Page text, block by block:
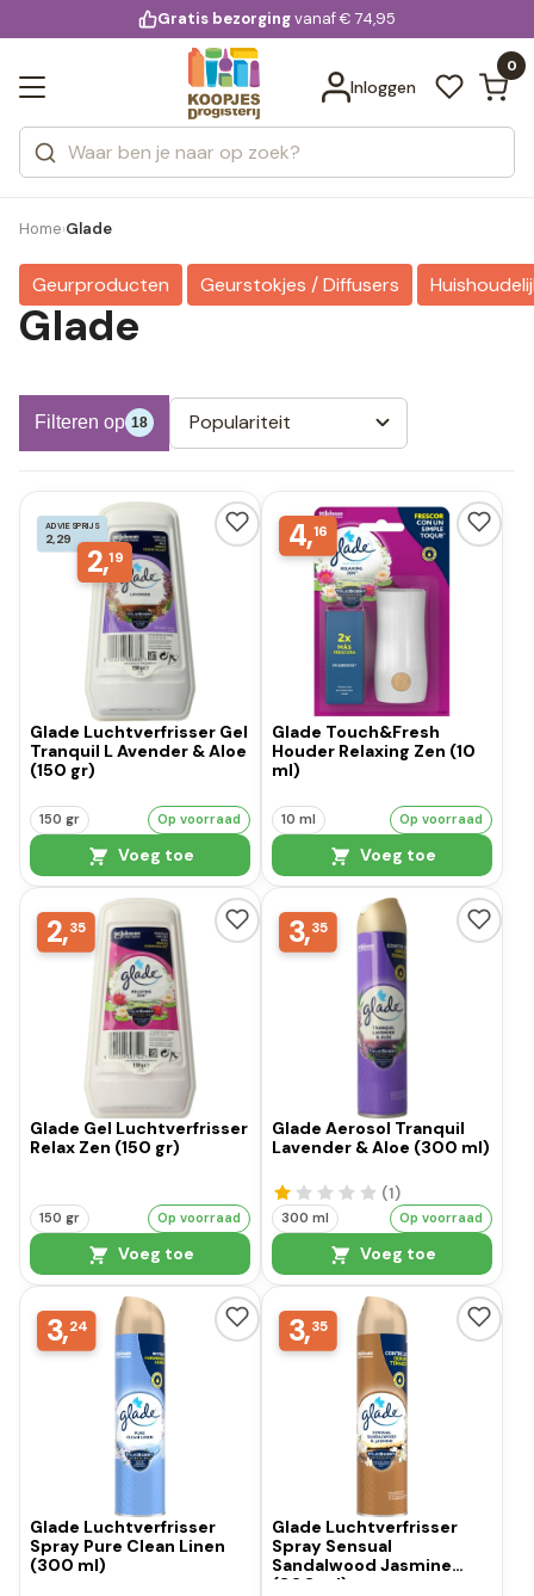
voor 20:00 uur besteld
Gratis bezorgingvanaf € 74,95
Inloggen
0
Zoeken
Categorieën
Merken
Bekijk alle resultaten
Home›Glade
Geurproducten Geurstokjes / Diffusers
Glade
Filteren op 18 Populariteit
ADVIESPRIJS
2,29
2,19
Glade Luchtverfrisser Gel
Tranquil L Avender & Aloe
(150 gr)
150 gr Op voorraad
Voeg toe
4,16
Glade Touch&Fresh
Houder Relaxing Zen (10
ml)
10 ml Op voorraad
Voeg toe
2,35
Glade Gel Luchtverfrisser
Relax Zen (150 gr)
150 gr Op voorraad
Voeg toe
3,35
Glade Aerosol Tranquil
Lavender & Aloe (300 ml)
(1)
300 ml Op voorraad
Voeg toe
3,24
Glade Luchtverfrisser
Spray Pure Clean Linen
(300 ml)
3,35
Glade Luchtverfrisser
Spray Sensual
Sandalwood Jasmine
(300 ml)